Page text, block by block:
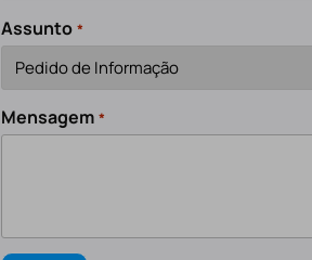
Assunto *
Mensagem *